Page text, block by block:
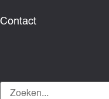
Contact